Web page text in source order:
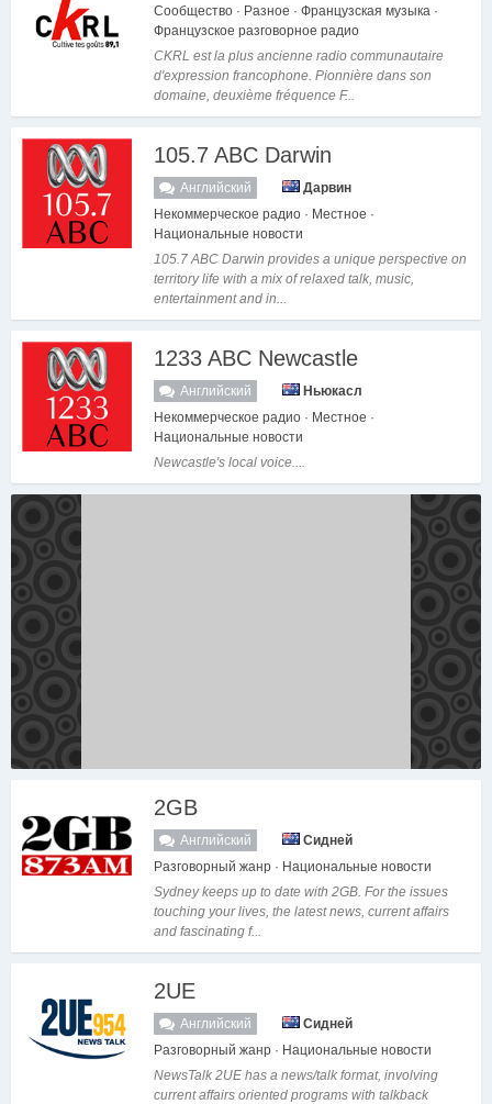
Сообщество · Разное · Французская музыка ·
Французское разговорное радио
CKRL est la plus ancienne radio communautaire
d'expression francophone. Pionnière dans son
domaine, deuxième fréquence F...
105.7 ABC Darwin
Английский
Дарвин
Некоммерческое радио · Местное ·
Национальные новости
105.7 ABC Darwin provides a unique perspective on
territory life with a mix of relaxed talk, music,
entertainment and in...
1233 ABC Newcastle
Английский
Ньюкасл
Некоммерческое радио · Местное ·
Национальные новости
Newcastle's local voice....
2GB
Английский
Сидней
Разговорный жанр · Национальные новости
Sydney keeps up to date with 2GB. For the issues
touching your lives, the latest news, current affairs
and fascinating f...
2UE
Английский
Сидней
Разговорный жанр · Национальные новости
NewsTalk 2UE has a news/talk format, involving
current affairs oriented programs with talkback